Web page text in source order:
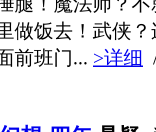
做饭去！武侠
前班门... >详细